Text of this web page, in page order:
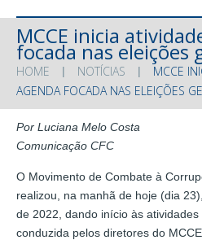
MCCE inicia
focada nas eleições
HOME NOTÍCIAS
MCCE
AGENDA FOCADA NAS ELEIÇÕES
Por Luciana Melo Costa
Comunicação CFC
O Movimento de Combate à
realizou, na manhã de hoje (dia
de 2022, dando início às
conduzida pelos diretores do